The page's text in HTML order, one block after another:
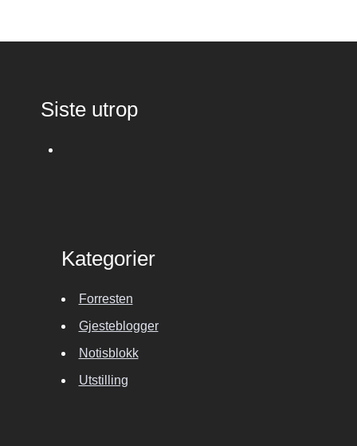
Siste utrop
Kategorier
Forresten
Gjesteblogger
Notisblokk
Utstilling